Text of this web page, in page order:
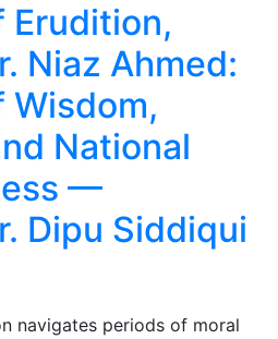
Erudition,
Niaz Ahmed:
Wisdom,
National
—
Dipu Siddiqui
navigates periods of moral